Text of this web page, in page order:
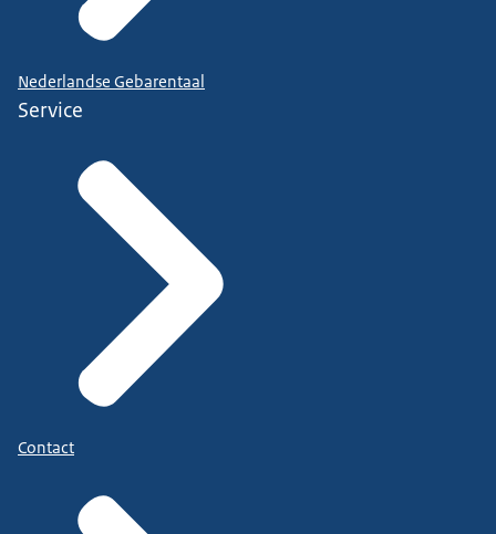
Nederlandse Gebarentaal
Service
Contact